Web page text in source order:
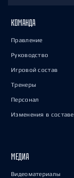
КОМАНДА
Правление
Руководство
Игровой состав
Тренеры
Персонал
Изменения в составе
МЕДИА
Видеоматериалы